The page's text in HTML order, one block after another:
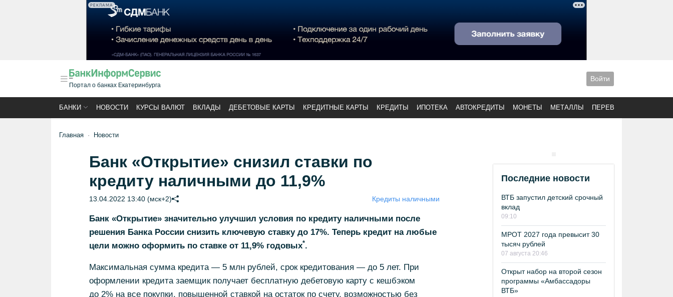
РЕКЛАМА
Портал о банках Екатеринбурга
Войти
БАНКИ НОВОСТИ КУРСЫ ВАЛЮТ ВКЛАДЫ ДЕБЕТОВЫЕ КАРТЫ КРЕДИТНЫЕ КАРТЫ КРЕДИТЫ ИПОТЕКА АВТОКРЕДИТЫ МОНЕТЫ МЕТАЛЛЫ ПЕРЕВОДЫ
Главная Новости
Банк «Открытие» снизил ставки по
кредиту наличными до 11,9%
13.04.2022 13:40 (мск+2) Кредиты наличными
Банк «Открытие» значительно улучшил условия по кредиту наличными после
решения Банка России снизить ключевую ставку до 17%. Теперь кредит на любые
цели можно оформить по ставке от 11,9% годовых*.
Максимальная сумма кредита — 5 млн рублей, срок кредитования — до 5 лет. При
оформлении кредита заемщик получает бесплатную дебетовую карту с кешбэком
до 2% на все покупки, повышенной ставкой на остаток по счету, возможностью без
Последние новости
ВТБ запустил детский срочный
вклад
09:10
МРОТ 2027 года превысит 30
тысяч рублей
07 августа 20:46
Открыт набор на второй сезон
программы «Амбассадоры
ВТБ»